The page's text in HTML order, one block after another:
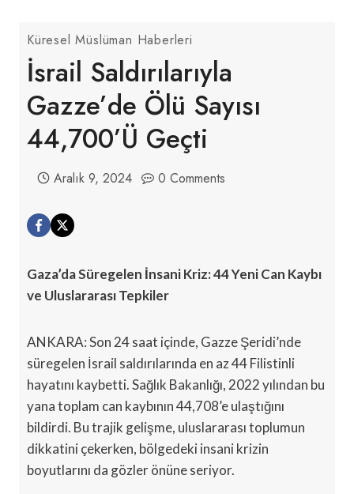
Küresel Müslüman Haberleri
İsrail Saldırılarıyla
Gazze’de Ölü Sayısı
44,700’ü Geçti
Aralık 9, 2024 0 Comments
Gaza’da Süregelen İnsani Kriz: 44 Yeni Can Kaybı
ve Uluslararası Tepkiler
ANKARA: Son 24 saat içinde, Gazze Şeridi’nde
süregelen İsrail saldırılarında en az 44 Filistinli
hayatını kaybetti. Sağlık Bakanlığı, 2022 yılından bu
yana toplam can kaybının 44,708’e ulaştığını
bildirdi. Bu trajik gelişme, uluslararası toplumun
dikkatini çekerken, bölgedeki insani krizin
boyutlarını da gözler önüne seriyor.